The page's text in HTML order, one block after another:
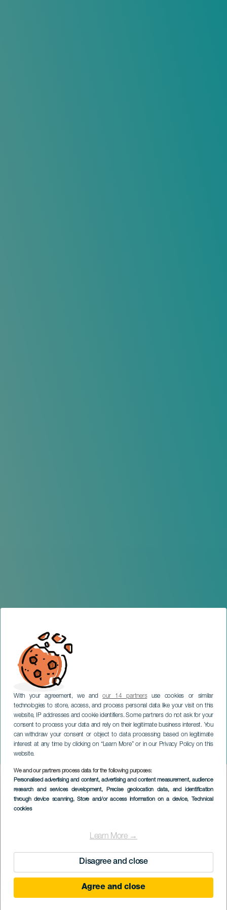
With your agreement, we andour 14 partnersuse cookies or similar
technologies to store, access, and process personal data like your visit on this
website, IP addresses and cookie identifiers. Some partners do not ask for your
consent to process your data and rely on their legitimate business interest. You
can withdraw your consent or object to data processing based on legitimate
interest at any time by clicking on “Learn More” or in our Privacy Policy on this
website.
We and our partners process data for the following purposes:
Personalised advertising and content, advertising and content measurement, audience
research and services development, Precise geolocation data, and identification
through device scanning, Store and/or access information on a device, Technical
cookies
Learn More →
Disagree and close
Agree and close
Ritmos do Mundo: Do
Ritual à Celebração
GRÃ-CANÁRIA
Imagen
Listado